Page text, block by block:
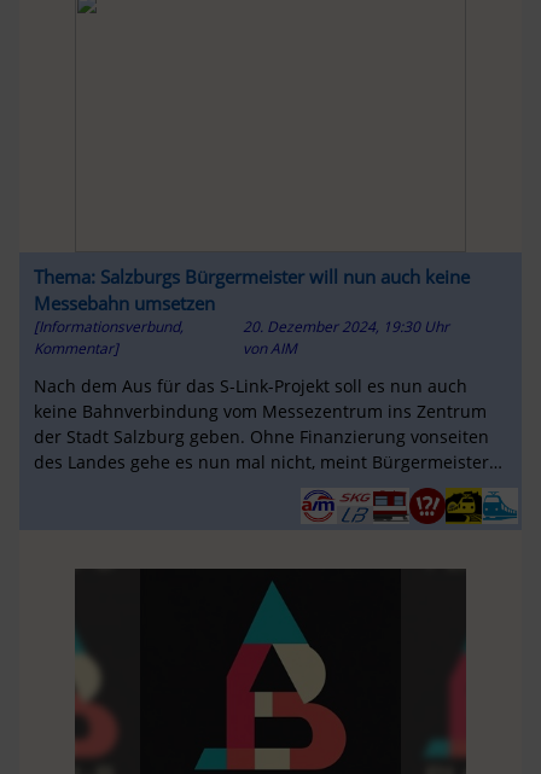
Thema: Salzburgs Bürgermeister will nun auch keine
Messebahn umsetzen
[Informationsverbund,
Kommentar]
20. Dezember 2024, 19:30 Uhr
vonAIM
Nach dem Aus für das S-Link-Projekt soll es nun auch
keine Bahnverbindung vom Messezentrum ins Zentrum
der Stadt Salzburg geben. Ohne Finanzierung vonseiten
des Landes gehe es nun mal nicht, meint Bürgermeister